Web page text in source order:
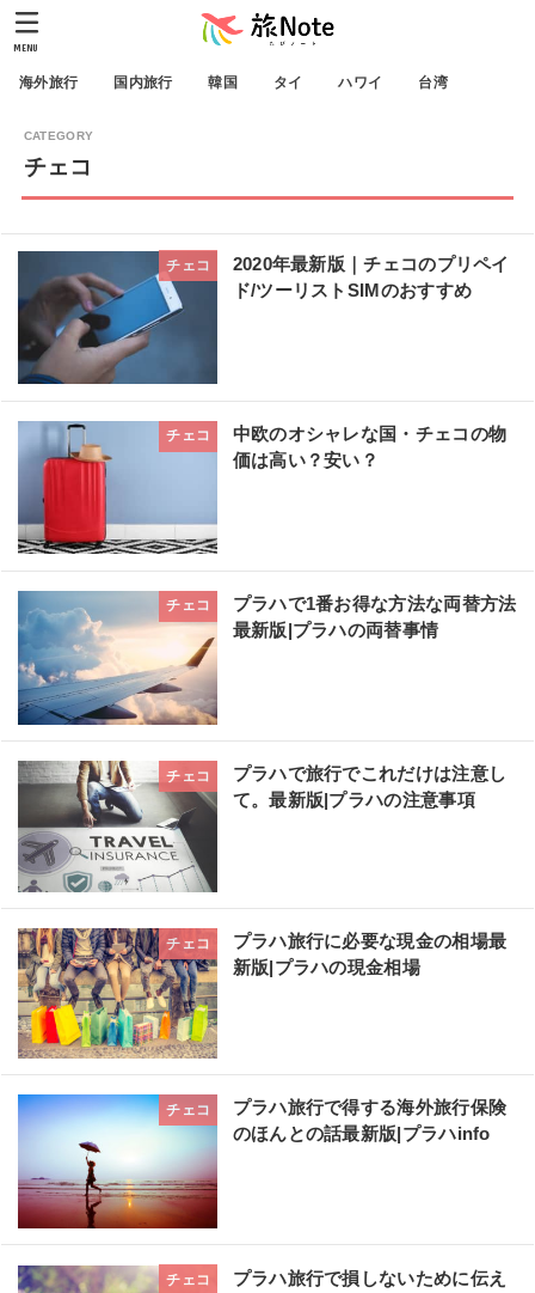
海外旅行 国内旅行 韓国 タイ ハワイ 台湾
MENU
チェコ
チェコ
2020年最新版｜チェコのプリペイ
ド/ツーリストSIMのおすすめ
チェコ
中欧のオシャレな国・チェコの物
価は高い？安い？
チェコ
プラハで1番お得な方法な両替方法
最新版|プラハの両替事情
チェコ
プラハで旅行でこれだけは注意し
て。最新版|プラハの注意事項
チェコ
プラハ旅行に必要な現金の相場最
新版|プラハの現金相場
チェコ
プラハ旅行で得する海外旅行保険
のほんとの話最新版|プラハinfo
チェコ
プラハ旅行で損しないために伝え